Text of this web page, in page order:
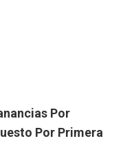
Por
Por Primera